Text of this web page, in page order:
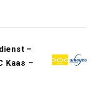
–
Kaas –